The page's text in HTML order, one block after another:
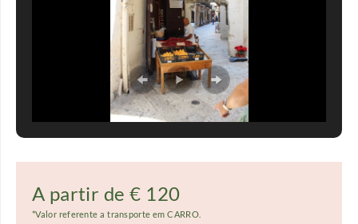
A partir de € 120
*Valor referente a transporte em CARRO.